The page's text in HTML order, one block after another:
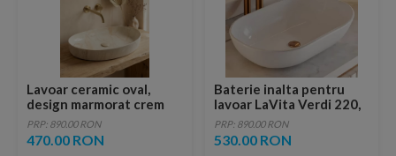
Lavoar ceramic oval,
design marmorat crem
lucios cu vene aurii,
ventil inclus
PRP: 890.00 RON
470.00 RON
Baterie inalta pentru
lavoar LaVita Verdi 220,
fara ventil, brushed
copper
PRP: 890.00 RON
530.00 RON